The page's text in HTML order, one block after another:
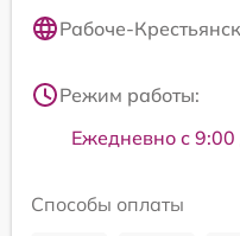
Рабоче-
Режим работы:
Ежедневно с
Способы оплаты